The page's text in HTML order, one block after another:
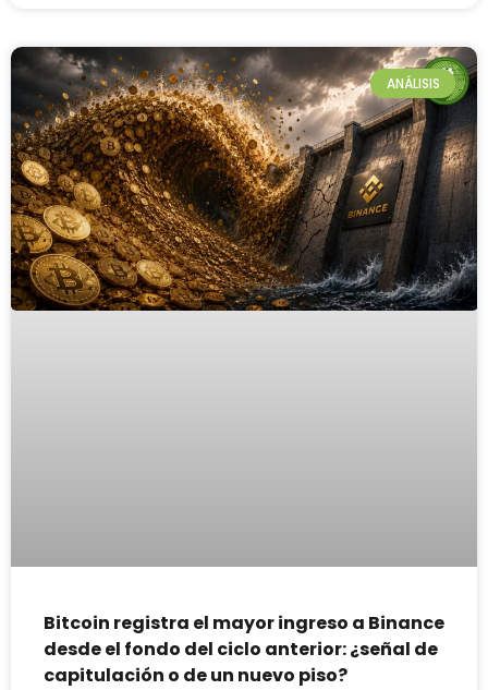
ANÁLISIS
Bitcoin registra el mayor ingreso a Binance
desde el fondo del ciclo anterior: ¿señal de
capitulación o de un nuevo piso?